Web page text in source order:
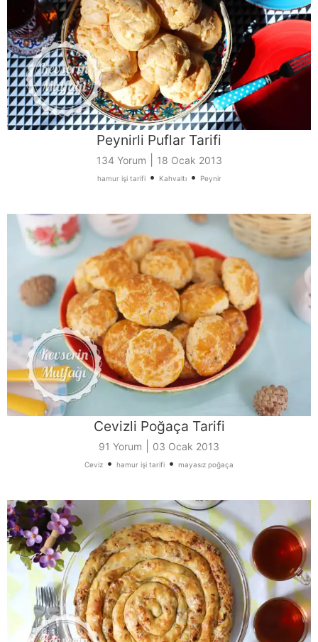
Peynirli Puflar Tarifi
134 Yorum 18 Ocak 2013
hamur işi tarifi• Kahvaltı• Peynir
Cevizli Poğaça Tarifi
91 Yorum 03 Ocak 2013
Ceviz • hamur işi tarifi • mayasız poğaça